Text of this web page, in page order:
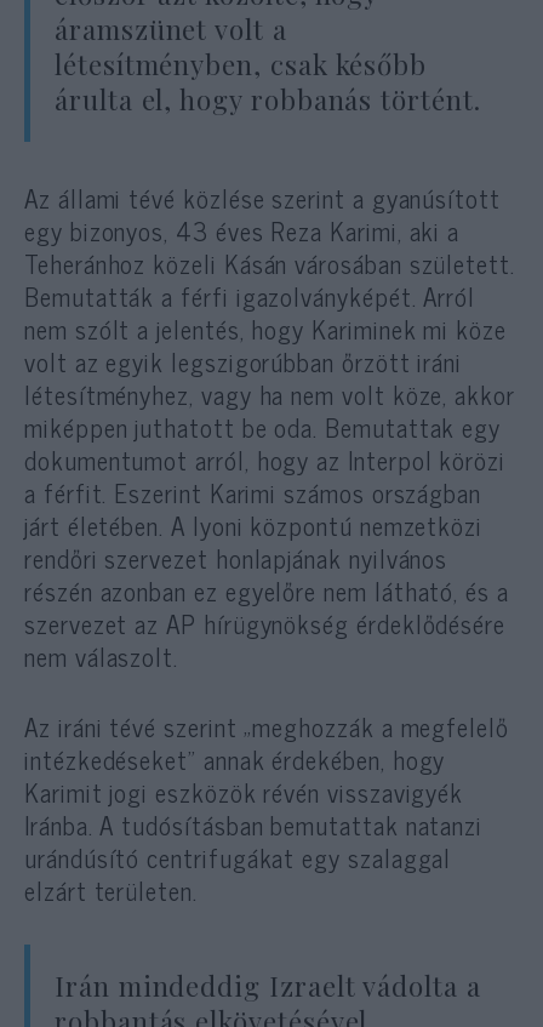
áramszünet volt a
létesítményben, csak később
árulta el, hogy robbanás történt.
Az állami tévé közlése szerint a gyanúsított
egy bizonyos, 43 éves Reza Karimi, aki a
Teheránhoz közeli Kásán városában született.
Bemutatták a férfi igazolványképét. Arról
nem szólt a jelentés, hogy Kariminek mi köze
volt az egyik legszigorúbban őrzött iráni
létesítményhez, vagy ha nem volt köze, akkor
miképpen juthatott be oda. Bemutattak egy
dokumentumot arról, hogy az Interpol körözi
a férfit. Eszerint Karimi számos országban
járt életében. A lyoni központú nemzetközi
rendőri szervezet honlapjának nyilvános
részén azonban ez egyelőre nem látható, és a
szervezet az AP hírügynökség érdeklődésére
nem válaszolt.
Az iráni tévé szerint „meghozzák a megfelelő
intézkedéseket” annak érdekében, hogy
Karimit jogi eszközök révén visszavigyék
Iránba. A tudósításban bemutattak natanzi
urándúsító centrifugákat egy szalaggal
elzárt területen.
Irán mindeddig Izraelt vádolta a